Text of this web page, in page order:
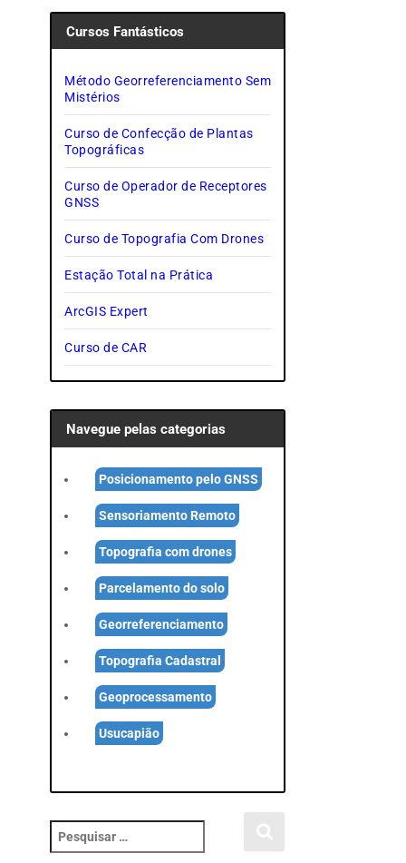
Cursos Fantásticos
Método Georreferenciamento Sem
Mistérios
Curso de Confecção de Plantas
Topográficas
Curso de Operador de Receptores
GNSS
Curso de Topografia Com Drones
Estação Total na Prática
ArcGIS Expert
Curso de CAR
Navegue pelas categorias
Posicionamento pelo GNSS
Sensoriamento Remoto
Topografia com drones
Parcelamento do solo
Georreferenciamento
Topografia Cadastral
Geoprocessamento
Usucapião
e